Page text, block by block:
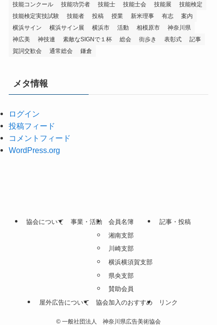
技能コンクール
技能功労者 技能士 技能士会 技能展
技能検定
技能検定実技試験
技能者 投稿 授業 新米理事 有志
案内
横浜サイン
横浜サイン展 横浜市 活動 相模原市
神奈川県
神広美
神技連 素敵なSIGNで１杯 総会 街歩き 表彰式
記事
賀詞交歓会
通常総会 鎌倉
メタ情報
ログイン
投稿フィード
コメントフィード
WordPress.org
協会について 事業・活動
会員名簿
湘南支部
川崎支部
横浜横須賀支部
県央支部
賛助会員
記事・投稿
屋外広告について 協会加入のおすすめ リンク
© 一般社団法人 神奈川県広告美術協会